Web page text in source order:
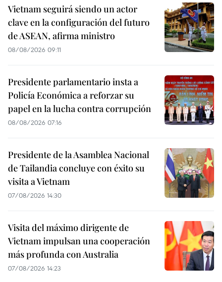
Vietnam seguirá siendo un actor
clave en la configuración del futuro
de ASEAN, afirma ministro
08/08/2026 09:11
Presidente parlamentario insta a
Policía Económica a reforzar su
papel en la lucha contra corrupción
08/08/2026 07:16
Presidente de la Asamblea Nacional
de Tailandia concluye con éxito su
visita a Vietnam
07/08/2026 14:30
Visita del máximo dirigente de
Vietnam impulsan una cooperación
más profunda con Australia
07/08/2026 14:23